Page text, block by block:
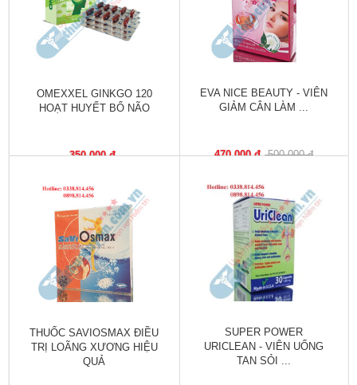
Làm
đẹp
và
Chăm
thuốc
hay
Kiến
thức
bệnh
sĩ
OMEXXEL GINKGO 120
HOẠT HUYẾT BỔ NÃO
350,000 đ
EVA NICE BEAUTY - VIÊN
GIẢM CÂN LÀM ...
470,000 đ 500,000 đ
THUỐC SAVIOSMAX ĐIỀU
TRỊ LOÃNG XƯƠNG HIỆU
QUẢ
SUPER POWER
URICLEAN - VIÊN UỐNG
TAN SỎI ...